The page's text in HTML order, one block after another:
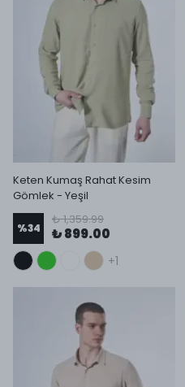
Keten Kumaş Rahat Kesim
Gömlek - Yeşil
%34
₺ 1,359.99
₺ 899.00
+1